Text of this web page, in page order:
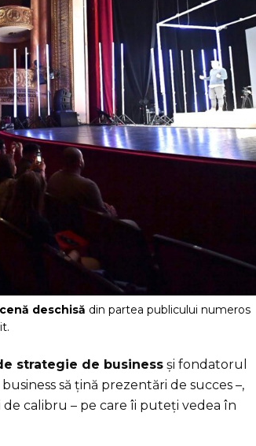
deschisă din partea publicului numeros
strategie de business și fondatorul
să țină prezentări de succes –,
calibru – pe care îi puteți vedea în